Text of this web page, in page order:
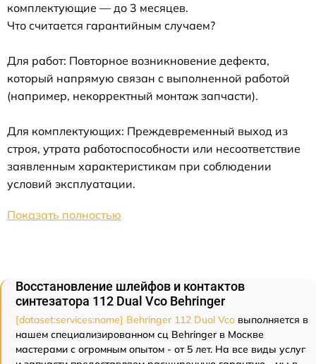
комплектующие — до 3 месяцев.
Что считается гарантийным случаем?
Для работ: Повторное возникновение дефекта,
который напрямую связан с выполненной работой
(например, некорректный монтаж запчасти).
Для комплектующих: Преждевременный выход из
строя, утрата работоспособности или несоответствие
заявленным характеристикам при соблюдении
условий эксплуатации.
Показать полностью
Восстановление шлейфов и контактов
синтезатора 112 Dual Vco Behringer
[dataset:services:name] Behringer 112 Dual Vco выполняется в
нашем специализированном сц Behringer в Москве
мастерами с огромным опытом - от 5 лет. На все виды услуг